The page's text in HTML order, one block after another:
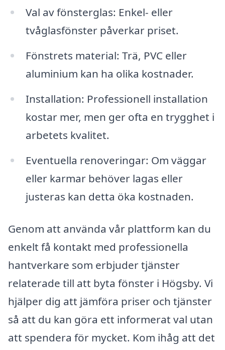
Val av fönsterglas: Enkel- eller
tvåglasfönster påverkar priset.
Fönstrets material: Trä, PVC eller
aluminium kan ha olika kostnader.
Installation: Professionell installation
kostar mer, men ger ofta en trygghet i
arbetets kvalitet.
Eventuella renoveringar: Om väggar
eller karmar behöver lagas eller
justeras kan detta öka kostnaden.
Genom att använda vår plattform kan du
enkelt få kontakt med professionella
hantverkare som erbjuder tjänster
relaterade till att byta fönster i Högsby. Vi
hjälper dig att jämföra priser och tjänster
så att du kan göra ett informerat val utan
att spendera för mycket. Kom ihåg att det